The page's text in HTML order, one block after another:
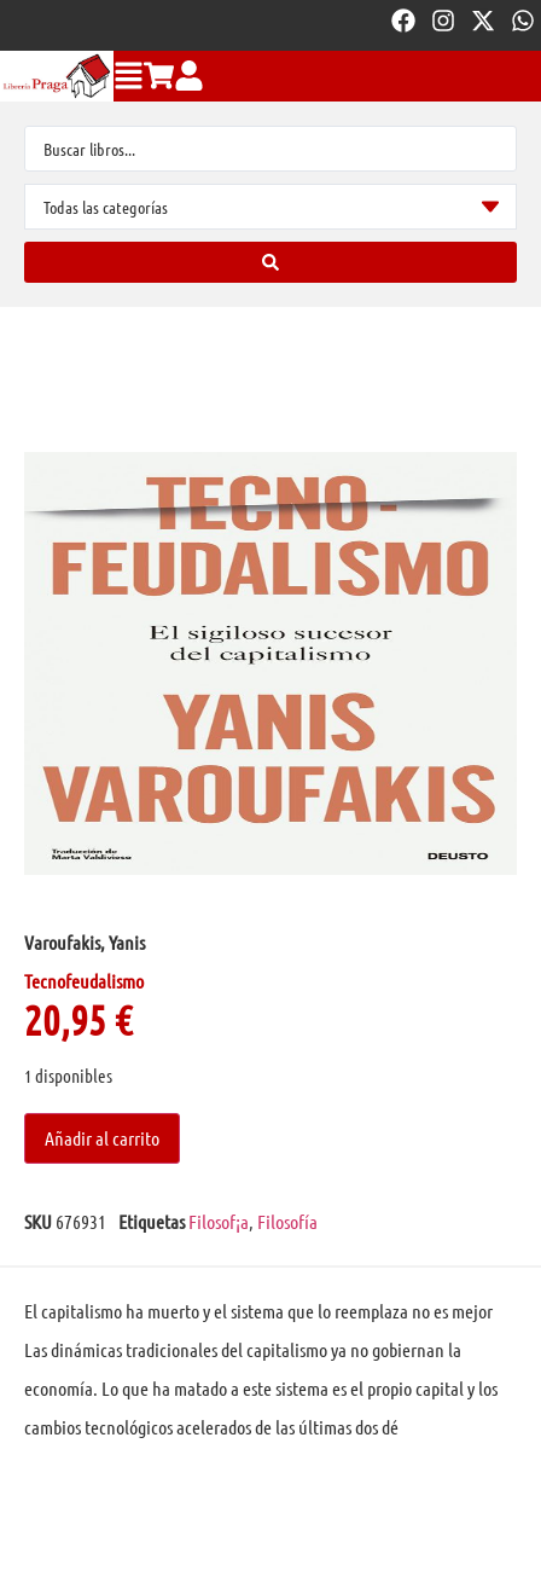
Varoufakis, Yanis
Tecnofeudalismo
20,95 €
1 disponibles
Añadir al carrito
SKU 676931 Etiquetas Filosof¡a, Filosofía
El capitalismo ha muerto y el sistema que lo reemplaza no es mejor
Las dinámicas tradicionales del capitalismo ya no gobiernan la
economía. Lo que ha matado a este sistema es el propio capital y los
cambios tecnológicos acelerados de las últimas dos dé